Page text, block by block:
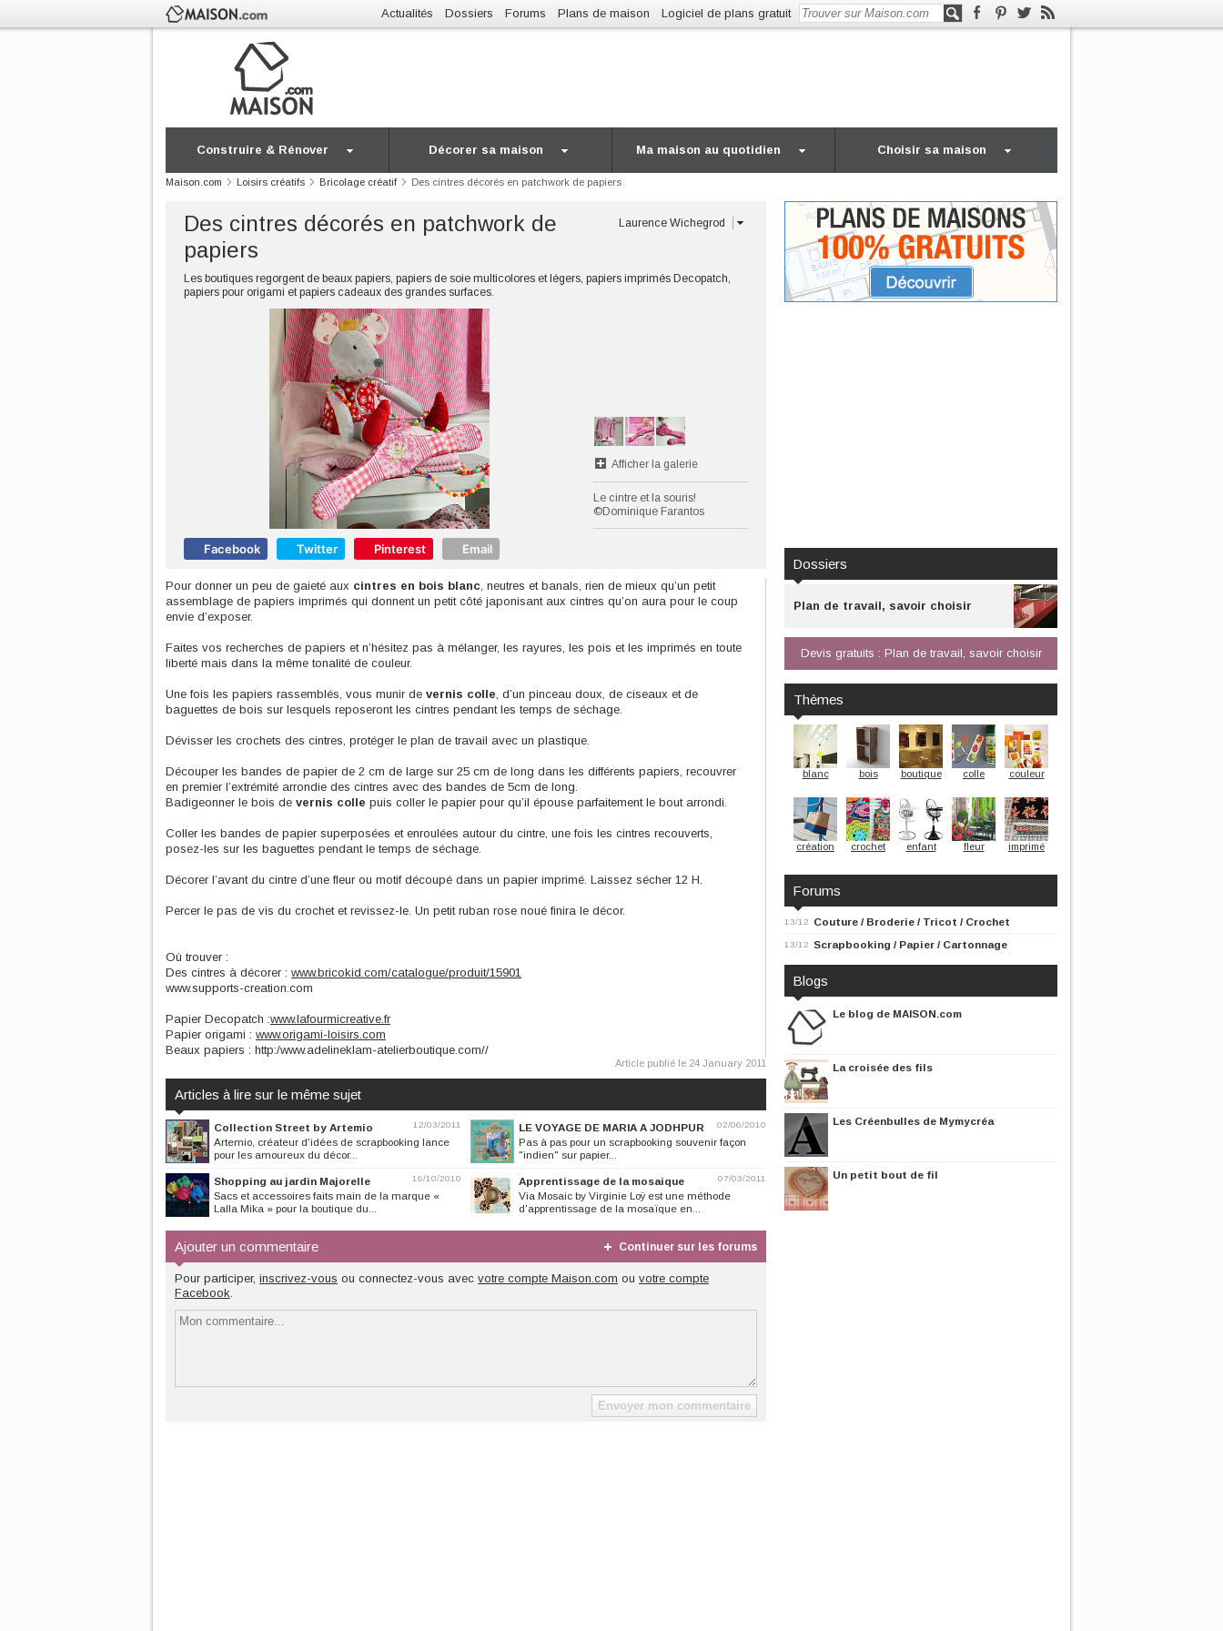
Actualités Dossiers Forums Plans de maison Logiciel de plans gratuit
Construire & Rénover Décorer sa maison Ma maison au quotidien Choisir sa maison
Maison.com Loisirs créatifs Bricolage créatif Des cintres décorés en patchwork de papiers
Des cintres décorés en patchwork de
papiers
Laurence Wichegrod
Les boutiques regorgent de beaux papiers, papiers de soie multicolores et légers, papiers imprimés Decopatch,
papiers pour origami et papiers cadeaux des grandes surfaces.
Afficher la galerie
Le cintre et la souris!
©Dominique Farantos
Facebook Twitter Pinterest Email
Pour donner un peu de gaieté aux cintres en bois blanc, neutres et banals, rien de mieux qu’un petit
assemblage de papiers imprimés qui donnent un petit côté japonisant aux cintres qu’on aura pour le coup
envie d’exposer.
Faites vos recherches de papiers et n’hésitez pas à mélanger, les rayures, les pois et les imprimés en toute
liberté mais dans la même tonalité de couleur.
Une fois les papiers rassemblés, vous munir de vernis colle, d’un pinceau doux, de ciseaux et de
baguettes de bois sur lesquels reposeront les cintres pendant les temps de séchage.
Dévisser les crochets des cintres, protéger le plan de travail avec un plastique.
Découper les bandes de papier de 2 cm de large sur 25 cm de long dans les différents papiers, recouvrer
en premier l’extrémité arrondie des cintres avec des bandes de 5cm de long.
Badigeonner le bois de vernis colle puis coller le papier pour qu’il épouse parfaitement le bout arrondi.
Coller les bandes de papier superposées et enroulées autour du cintre, une fois les cintres recouverts,
posez-les sur les baguettes pendant le temps de séchage.
Décorer l’avant du cintre d’une fleur ou motif découpé dans un papier imprimé. Laissez sécher 12 H.
Percer le pas de vis du crochet et revissez-le. Un petit ruban rose noué finira le décor.
Où trouver :
Des cintres à décorer : www.bricokid.com/catalogue/produit/15901
www.supports-creation.com
Papier Decopatch :www.lafourmicreative.fr
Papier origami : www.origami-loisirs.com
Beaux papiers : http:/www.adelineklam-atelierboutique.com//
Article publié le 24 January 2011
Articles à lire sur le même sujet
12/03/2011
Collection Street by Artemio
Artemio, créateur d'idées de scrapbooking lance
pour les amoureux du décor...
02/06/2010
LE VOYAGE DE MARIA A JODHPUR
Pas à pas pour un scrapbooking souvenir façon
"indien" sur papier...
16/10/2010
Shopping au jardin Majorelle
Sacs et accessoires faits main de la marque «
Lalla Mika » pour la boutique du...
07/03/2011
Apprentissage de la mosaique
Via Mosaic by Virginie Loÿ est une méthode
d'apprentissage de la mosaïque en...
Ajouter un commentaire Continuer sur les forums
Pour participer, inscrivez-vous ou connectez-vous avec votre compte Maison.com ou votre compte
Facebook.
Dossiers
Plan de travail, savoir choisir
Devis gratuits : Plan de travail, savoir choisir
Thèmes
blanc bois boutique colle couleur
création crochet enfant fleur imprimé
Forums
13/12 Couture / Broderie / Tricot / Crochet
13/12 Scrapbooking / Papier / Cartonnage
Blogs
Le blog de MAISON.com
La croisée des fils
Les Créenbulles de Mymycréa
Un petit bout de fil